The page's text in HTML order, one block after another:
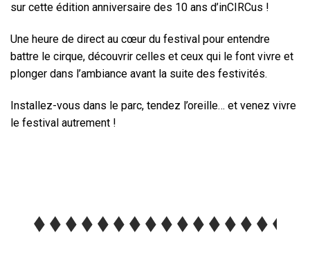
sur cette édition anniversaire des 10 ans d’inCIRCus !
Une heure de direct au cœur du festival pour entendre
battre le cirque, découvrir celles et ceux qui le font vivre et
plonger dans l’ambiance avant la suite des festivités.
Installez-vous dans le parc, tendez l’oreille… et venez vivre
le festival autrement !